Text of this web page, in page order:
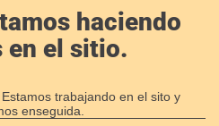
haciendo
en el sitio.
trabajando en el sito y
enseguida.